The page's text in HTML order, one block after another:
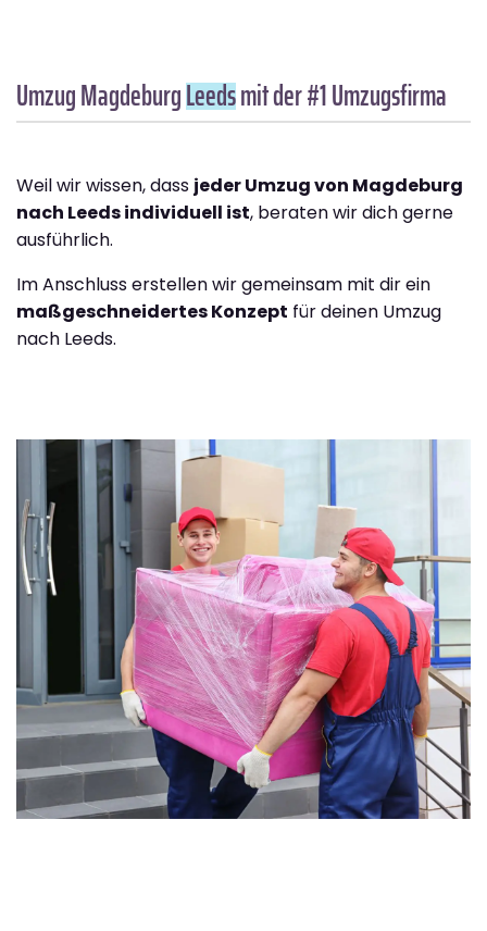
Umzug MagdeburgLeedsmit der #1 Umzugsfirma
Weil wir wissen, dass jeder Umzug von Magdeburg
nach Leeds individuell ist, beraten wir dich gerne
ausführlich.
Im Anschluss erstellen wir gemeinsam mit dir ein
maßgeschneidertes Konzept für deinen Umzug
nach Leeds.